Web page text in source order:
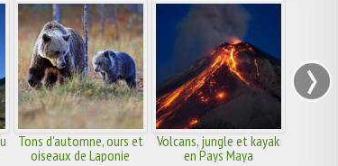
Tons d'automne, ours et
oiseaux de Laponie
Volcans, jungle et kayak
en Pays Maya
›